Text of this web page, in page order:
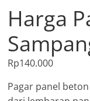
Harga
Rp140.000
Pagar panel